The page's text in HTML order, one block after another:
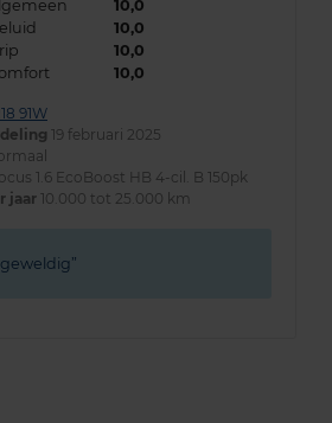
10,0
10,0
10,0
10,0
91W
19 februari 2025
1.6 EcoBoost HB 4-cil. B 150pk
jaar 10.000 tot 25.000 km